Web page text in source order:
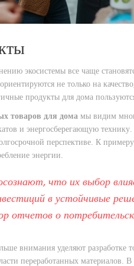
экосистемы все чаще
не только на
продукты для дома
товаров для дома мы видим
и энергосберегающую
перспективе. К
энергии.
что их выбор
в устойчивые
отчетов о
внимания уделяют разработке
переработанных материалов.